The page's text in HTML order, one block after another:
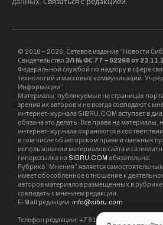
© 2016 – 2026, Сетевое издание “Новости
Свидетельство ЭЛ № ФС 77 – 82268 от
Федеральной службой по надзору в сфере
технологий и массовых коммуникаций.
Информации”
Материалы, публикуемые на страницах
зрения их авторов и не всегда совпадают с
интернет-журнала SIBRU.COM вступает в
обязана это делать. Все права на материалы,
интернет-журнала охраняются в
в том числе об авторском праве и смежных
использовании материалов сайта и
гиперссылка на SIBRU.COM обязательна.
Рубрика “Мнения” является
имеет обособленное отношение к
авторов материалов размещенных в
совпадать с мнением редакции.
E-Mail редакции: info@sibru.com
Телефон редакции: +7 913 002 24 80